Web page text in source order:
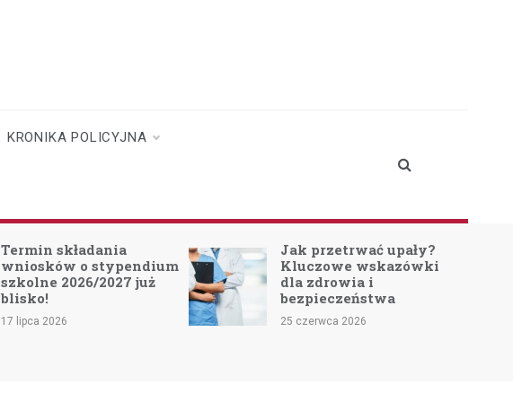
KRONIKA POLICYJNA
Termin składania
wniosków o stypendium
szkolne 2026/2027 już
blisko!
17 lipca 2026
Jak przetrwać upały?
Kluczowe wskazówki
dla zdrowia i
bezpieczeństwa
25 czerwca 2026